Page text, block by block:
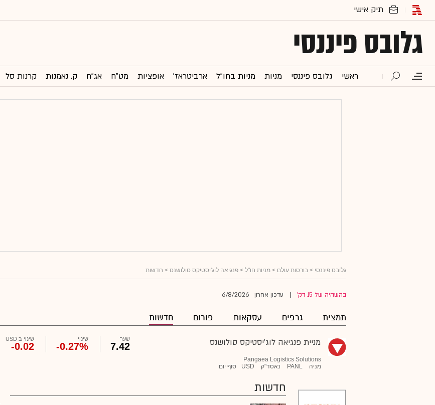
גלובס פיננסי
ראשי גלובס פיננסי מניות מניות בחו"ל ארביטראז' אופציות מט"ח אג"ח ק. נאמנות קרנות סל
גלובס פיננסי > בורסות עולם > מניות חו"ל > פנגיאה לוג'יסטיקס סולושנס > חדשות
בהשהיה של 15 דק' עדכון אחרון 6/8/2026
תמצית גרפים עסקאות פורום חדשות
מניית פנגיאה לוג'יסטיקס סולושנס
Pangaea Logistics Solutions
מניה
PANL נאסד"ק USD סוף יום
שער
7.42
שינוי
-0.27%
שינוי ב USD
-0.02
חדשות